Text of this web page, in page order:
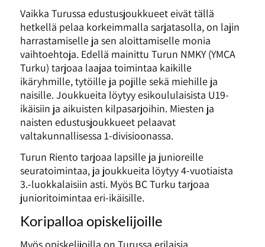
Vaikka Turussa edustusjoukkueet eivät tällä
hetkellä pelaa korkeimmalla sarjatasolla, on lajin
harrastamiselle ja sen aloittamiselle monia
vaihtoehtoja. Edellä mainittu Turun NMKY (YMCA
Turku) tarjoaa laajaa toimintaa kaikille
ikäryhmille, tytöille ja pojille sekä miehille ja
naisille. Joukkueita löytyy esikoululaisista U19-
ikäisiin ja aikuisten kilpasarjoihin. Miesten ja
naisten edustusjoukkueet pelaavat
valtakunnallisessa 1-divisioonassa.
Turun Riento tarjoaa lapsille ja junioreille
seuratoimintaa, ja joukkueita löytyy 4-vuotiaista
3.-luokkalaisiin asti. Myös BC Turku tarjoaa
junioritoimintaa eri-ikäisille.
Koripalloa opiskelijoille
Myös opiskelijoilla on Turussa erilaisia